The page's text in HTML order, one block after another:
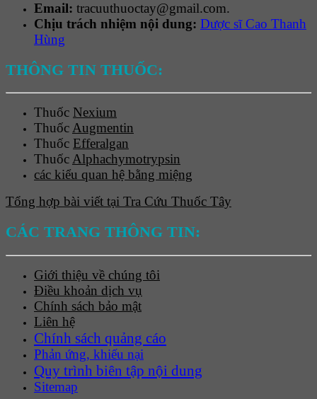
Email: tracuuthuoctay@gmail.com.
Chịu trách nhiệm nội dung: Dược sĩ Cao Thanh
Hùng
THÔNG TIN THUỐC:
Thuốc Nexium
ThuốcAugmentin
Thuốc Efferalgan
ThuốcAlphachymotrypsin
các kiểu quan hệ bằng miệng
Tổng hợp bài viết tại Tra Cứu Thuốc Tây
CÁC TRANG THÔNG TIN:
Giới thiệu về chúng tôi
Điều khoản dịch vụ
Chính sách bảo mật
Liên hệ
Chính sách quảng cáo
Phản ứng, khiếu nại
Quy trình biên tập nội dung
Sitemap